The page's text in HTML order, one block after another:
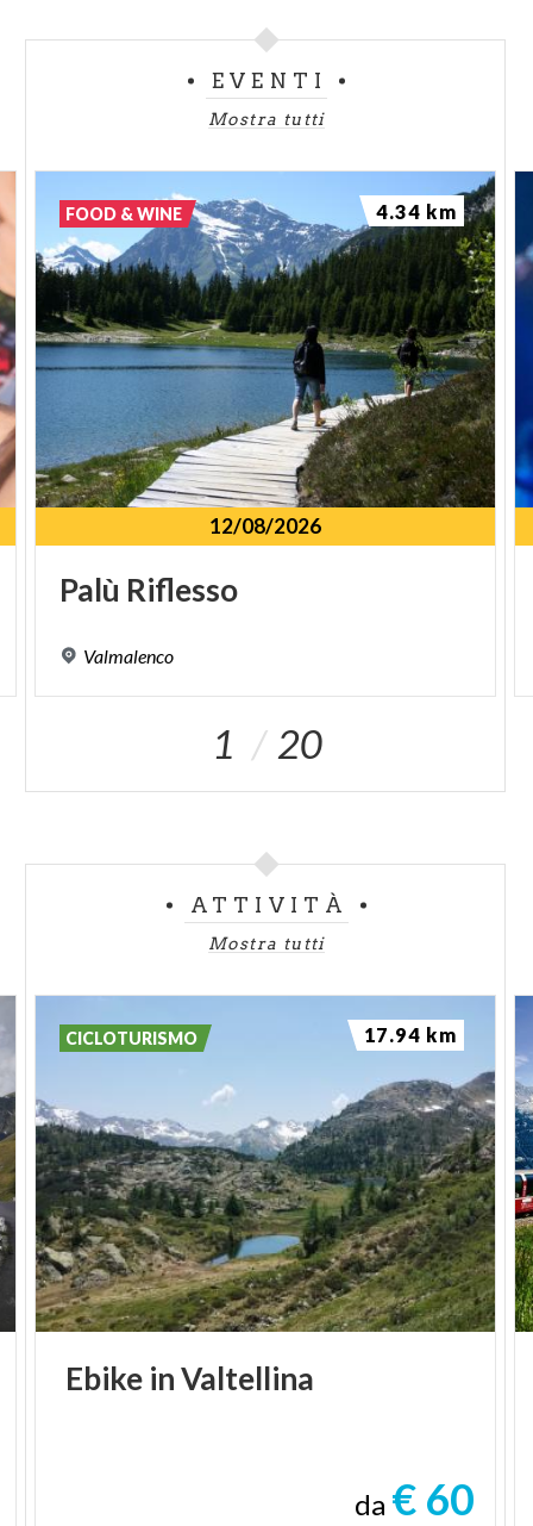
EVENTI
Mostra tutti
12/08/2026
Palù Riflesso
Valmalenco
FOOD & WINE 4.34 km
1 20
ATTIVITÀ
Mostra tutti
Ebike inValtellina
da € 60
CICLOTURISMO 17.94 km